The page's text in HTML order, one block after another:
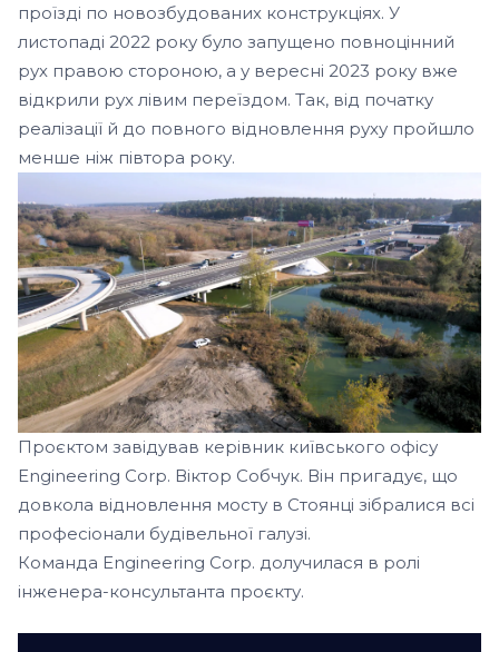
проїзді по новозбудованих конструкціях. У
листопаді 2022 року було запущено повноцінний
рух правою стороною, а у вересні 2023 року вже
відкрили рух лівим переїздом. Так, від початку
реалізації й до повного відновлення руху пройшло
менше ніж півтора року.
Проєктом завідував керівник київського офісу
Engineering Corp. Віктор Собчук. Він пригадує, що
довкола відновлення мосту в Стоянці зібралися всі
професіонали будівельної галузі.
Команда Engineering Corp. долучилася в ролі
інженера-консультанта проєкту.